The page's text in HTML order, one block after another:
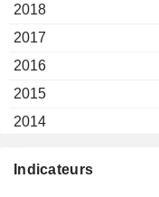
Indicateurs
2018
2017
2016
2015
2014
2012